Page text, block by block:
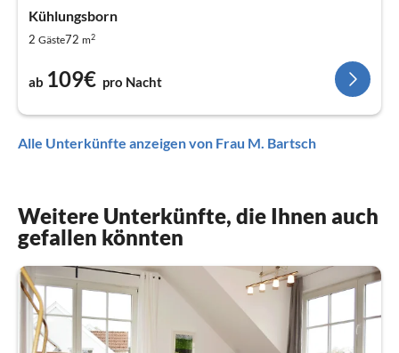
Kühlungsborn
2 Gäste72 m2
ab 109€ pro Nacht
Alle Unterkünfte anzeigen von Frau M. Bartsch
Weitere Unterkünfte, die Ihnen auch
gefallen könnten